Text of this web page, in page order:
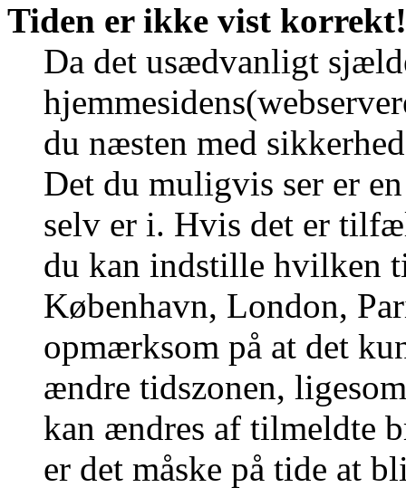
Tiden er ikke vist korrekt!
Da det usædvanligt
du næsten med
Det du muligvis ser er
selv er i. Hvis det er
du kan indstille hvilken
København, London,
opmærksom på at det
ændre tidszonen,
kan ændres af tilmeldte
er det måske på tide at